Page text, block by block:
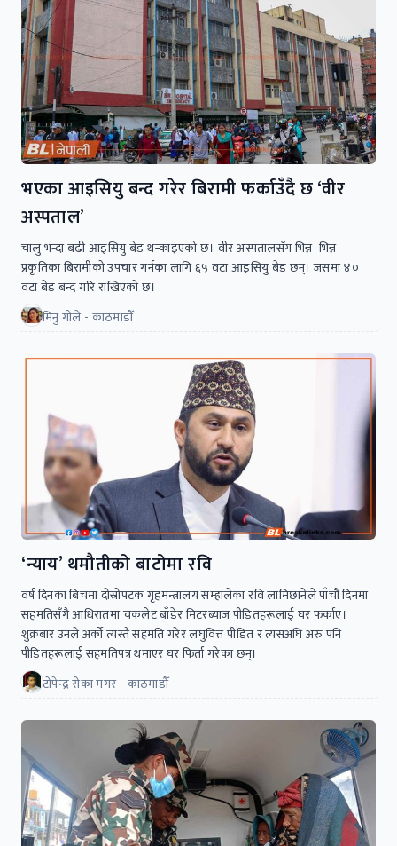
भएका आइसियु बन्द गरेर बिरामी फर्काउँदै छ ‘वीर
अस्पताल’
चालु भन्दा बढी आइसियु बेड थन्काइएको छ। वीर अस्पतालसँग भिन्न–भिन्न
प्रकृतिका बिरामीको उपचार गर्नका लागि ६५ वटा आइसियु बेड छन्। जसमा ४०
वटा बेड बन्द गरि राखिएको छ।
मिनु गोले - काठमाडौँ
‘न्याय’ थमौतीको बाटोमा रवि
वर्ष दिनका बिचमा दोस्रोपटक गृहमन्त्रालय सम्हालेका रवि लामिछानेले पाँचौ दिनमा
सहमतिसँगै आधिरातमा चकलेट बाँडेर मिटरब्याज पीडितहरूलाई घर फर्काए।
शुक्रबार उनले अर्को त्यस्तै सहमति गरेर लघुवित्त पीडित र त्यसअघि अरु पनि
पीडितहरूलाई सहमतिपत्र थमाएर घर फिर्ता गरेका छन्।
टोपेन्द्र रोका मगर - काठमाडौँ